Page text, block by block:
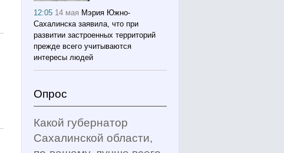
12:05 14 мая Мэрия Южно-
Сахалинска заявила, что при
развитии застроенных территорий
прежде всего учитываются
интересы людей
Опрос
Какой губернатор
Сахалинской области,